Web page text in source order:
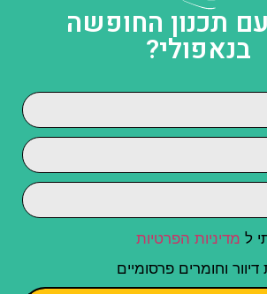
תכנון החופשה
בנאפולי?
ל מדיניות הפרטיות
וחומרים פרסומיים